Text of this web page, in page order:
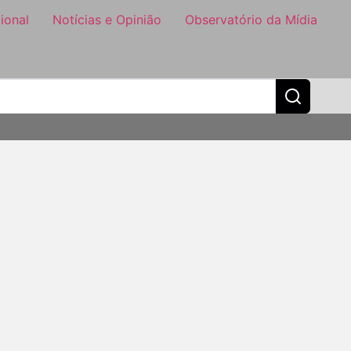
Notícias e Opinião Observatório da Mídia